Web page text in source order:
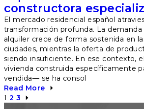
constructora
El mercado residencial español
transformación profunda. La
alquiler crece de forma sostenida en
ciudades, mientras la oferta de
siendo insuficiente. En ese contexto,
vivienda construida específicamente
vendida— se ha consol
Read More
Paginación
1 2 3